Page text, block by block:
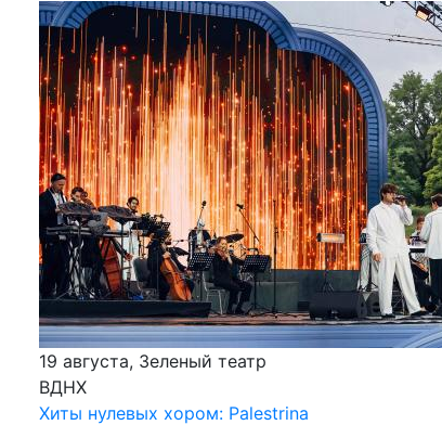
19 августа, Зеленый театр
ВДНХ
Хиты нулевых хором: Palestrina